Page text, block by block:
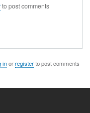
to post comments
inorregisterto post comments